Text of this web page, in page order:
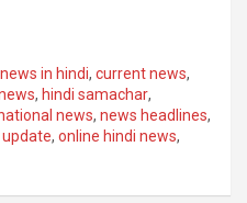
in hindi, current news,
, hindi samachar,
news, news headlines,
, online hindi news,